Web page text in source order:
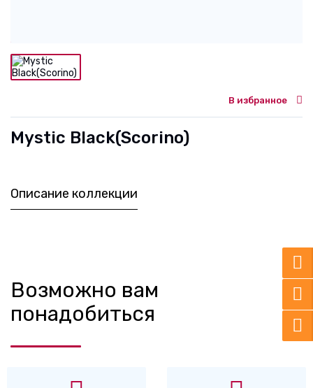
В избранное
Mystic Black(Scorino)
Описание коллекции
Возможно вам
понадобиться